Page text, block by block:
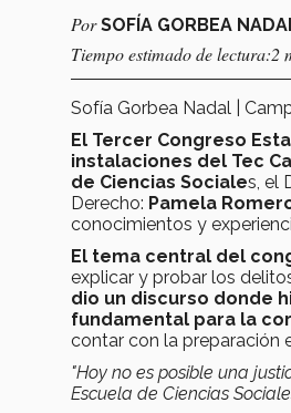
PorSOFÍA GORBEA
Tiempo estimado de lectura:2
Sofía Gorbea Nadal |
El Tercer Congreso
instalaciones del Tec
de Ciencias Sociales, el
Derecho: Pamela
conocimientos y
El tema central del
explicar y probar los
dio un discurso donde
fundamental para la
contar con la preparación
"Hoy no es posible una
Escuela de Ciencias